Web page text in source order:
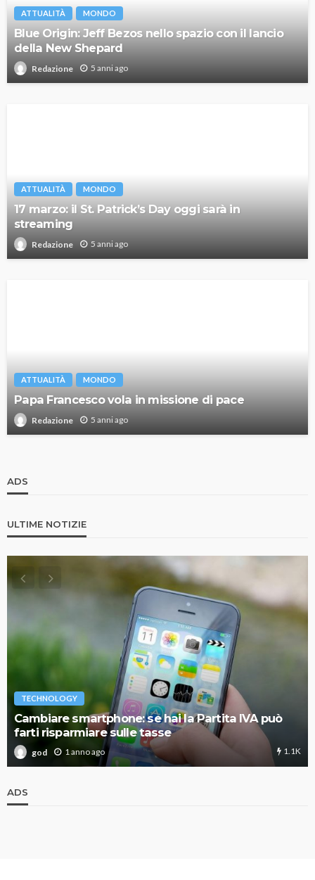
ATTUALITÀ MONDO
Blue Origin: Jeff Bezos nello spazio con il lancio
della New Shepard
Redazione 5 anni ago
ATTUALITÀ MONDO
17 marzo: il St. Patrick’s Day oggi sarà in
streaming
Redazione 5 anni ago
ATTUALITÀ MONDO
Papa Francesco vola in missione di pace
Redazione 5 anni ago
ADS
ULTIME NOTIZIE
TECHNOLOGY
Cambiare smartphone: se hai la Partita IVA può
farti risparmiare sulle tasse
god 1 anno ago 1.1K
ADS